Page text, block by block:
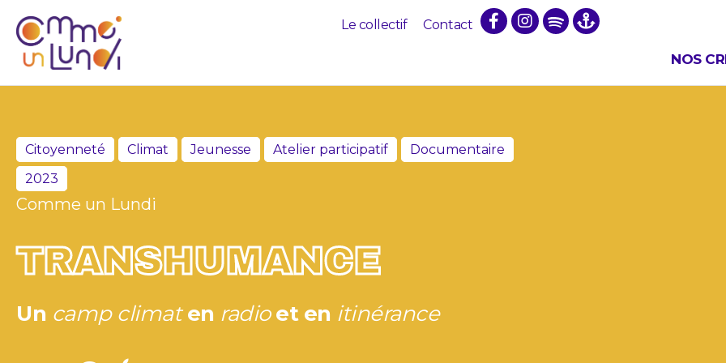
Le collectif Contact
NOS
Citoyenneté Climat Jeunesse Atelier participatif
Documentaire
2023
Comme un Lundi
TRANSHUMANCE
Un camp climaten radioet en itinérance